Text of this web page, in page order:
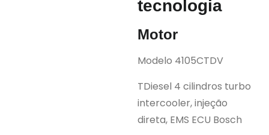
tecnologia
Motor
Modelo 4105CTDV
TDiesel 4 cilindros turbo
intercooler, injeção
direta, EMS ECU Bosch